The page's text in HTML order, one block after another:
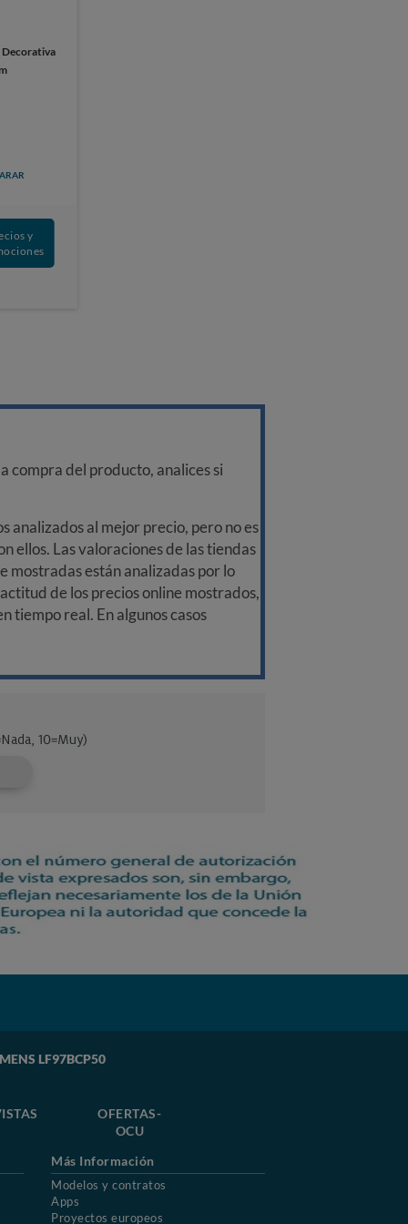
Decorativa
y
compra del producto, analices si
analizados al mejor precio, pero no es
ellos. Las valoraciones de las tiendas
mostradas están analizadas por lo
de los precios online mostrados,
tiempo real. En algunos casos
LF97BCP50
OFERTAS-
OCU
Más Información
Modelos y contratos
Apps
Proyectos europeos